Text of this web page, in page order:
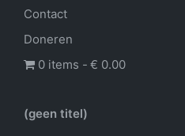
Contact
Doneren
0 items
€ 0.00
(geen titel)